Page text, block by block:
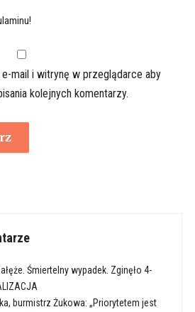
mail i witrynę w przeglądarce aby
kolejnych komentarzy.
Śmiertelny wypadek. Zginęło 4-
burmistrz Żukowa: „Priorytetem jest